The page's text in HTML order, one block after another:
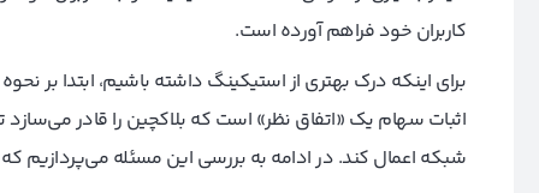
کاربران خود فراهم آورده است.
برای اینکه درک بهتری از استیکینگ داشته باشیم، ابتدا بر
اثبات سهام یک «اتفاق نظر» است که بلاکچین را قادر می‌سازد
شبکه اعمال کند. در ادامه به بررسی این مسئله